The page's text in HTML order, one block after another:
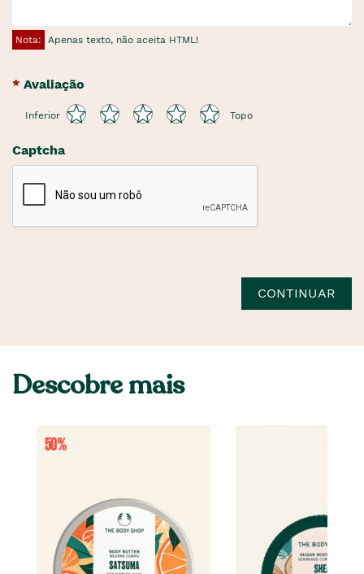
Nota: Apenas texto, não aceita HTML!
Avaliação
Inferior Topo
Captcha
CONTINUAR
Descobre mais